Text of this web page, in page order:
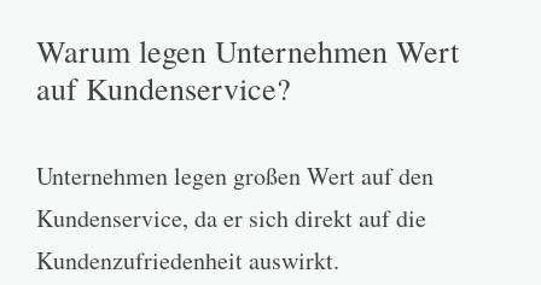
Warum legen Unternehmen Wert
auf Kundenservice?
Unternehmen legen großen Wert auf den
Kundenservice, da er sich direkt auf die
Kundenzufriedenheit auswirkt.